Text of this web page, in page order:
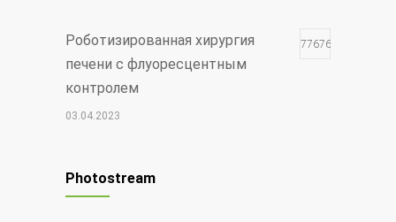
Роботизированная хирургия
печени с флуоресцентным
контролем
77676
03.04.2023
30.12.2021
Photostream